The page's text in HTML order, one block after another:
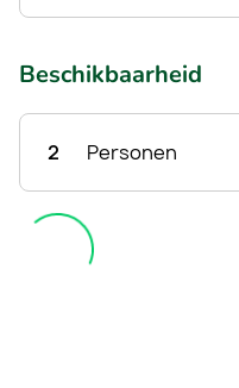
Beschikbaarheid
2 Personen